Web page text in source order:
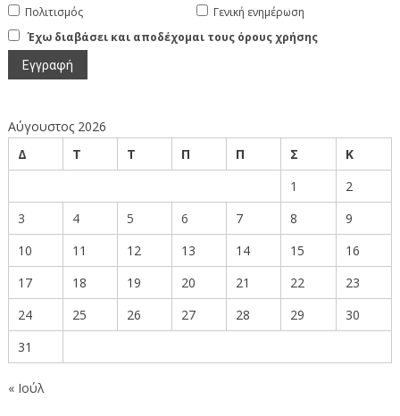
Πολιτισμός
Γενική ενημέρωση
Έχω διαβάσει και αποδέχομαι τους όρους χρήσης
Αύγουστος 2026
Δ
Τ Τ Π Π Σ
Κ
1
2
3
4 5 6 7 8
9
10
11 12 13 14 15
16
17
18 19 20 21 22
23
24
25 26 27 28 29
30
31
« Ιούλ